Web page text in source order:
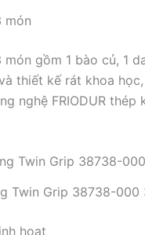
món
gồm 1 bào củ, 1
thiết kế rát khoa
nghệ FRIODUR
Twin Grip 38738-000
hoạt